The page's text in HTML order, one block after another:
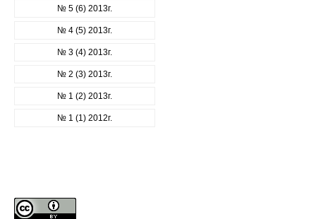
№ 5 (6) 2013г.
№ 4 (5) 2013г.
№ 3 (4) 2013г.
№ 2 (3) 2013г.
№ 1 (2) 2013г.
№ 1 (1) 2012г.